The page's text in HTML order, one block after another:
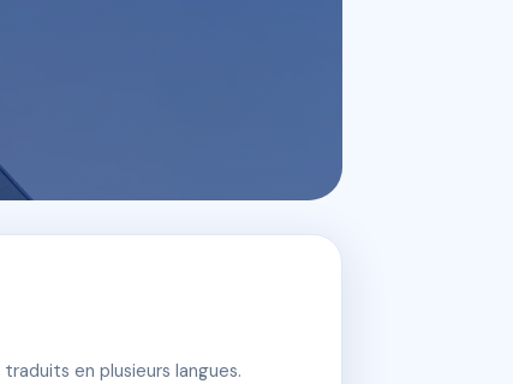
en plusieurs langues.